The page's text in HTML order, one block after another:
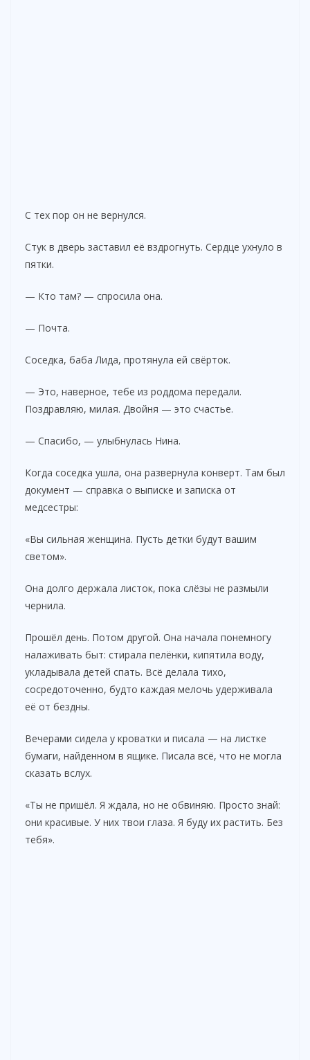
С тех пор он не вернулся.
Стук в дверь заставил её вздрогнуть. Сердце ухнуло в
пятки.
— Кто там? — спросила она.
— Почта.
Соседка, баба Лида, протянула ей свёрток.
— Это, наверное, тебе из роддома передали.
Поздравляю, милая. Двойня — это счастье.
— Спасибо, — улыбнулась Нина.
Когда соседка ушла, она развернула конверт. Там был
документ — справка о выписке и записка от
медсестры:
«Вы сильная женщина. Пусть детки будут вашим
светом».
Она долго держала листок, пока слёзы не размыли
чернила.
Прошёл день. Потом другой. Она начала понемногу
налаживать быт: стирала пелёнки, кипятила воду,
укладывала детей спать. Всё делала тихо,
сосредоточенно, будто каждая мелочь удерживала
её от бездны.
Вечерами сидела у кроватки и писала — на листке
бумаги, найденном в ящике. Писала всё, что не могла
сказать вслух.
«Ты не пришёл. Я ждала, но не обвиняю. Просто знай:
они красивые. У них твои глаза. Я буду их растить. Без
тебя».